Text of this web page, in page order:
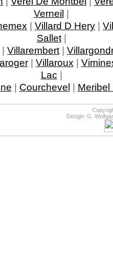
Verneil |
| Villard D Hery |
Sallet|
| Villarembert |
| Villaroux |
Lac |
| Courchevel | Meribel
Design: G.